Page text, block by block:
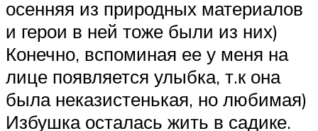
осенняя из природных материалов
и герои в ней тоже были из них)
Конечно, вспоминая ее у меня на
лице появляется улыбка, т.к она
была неказистенькая, но любимая)
Избушка осталась жить в садике.